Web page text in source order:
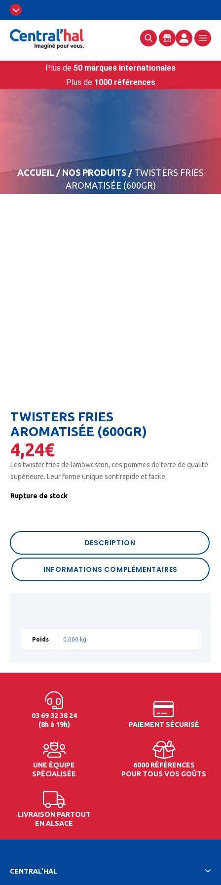
Plus de 50 marques internationales
Plus de 1000 références
ACCUEIL / NOS PRODUITS / TWISTERS FRIES
AROMATISÉE (600GR)
TWISTERS FRIES
AROMATISÉE (600GR)
4,24€
Les twister fries de lambweston, ces pommes de terre de qualité
supérieure. Leur forme unique sont rapide et facile
Rupture de stock
DESCRIPTION
INFORMATIONS COMPLÉMENTAIRES
Poids 0,600 kg
03 69 32 38 24
(8h à 19h)
PAIEMENT SÉCURISÉ
UNE ÉQUIPE
SPÉCIALISÉE
6000 RÉFÉRENCES
POUR TOUS VOS GOÛTS
LIVRAISON PARTOUT
EN ALSACE
CENTRAL’HAL